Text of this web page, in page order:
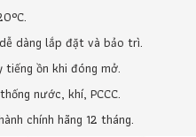
dàng lắp đặt và bảo trì.
tiếng ồn khi đóng mở.
nước, khí, PCCC.
chính hãng 12 tháng.